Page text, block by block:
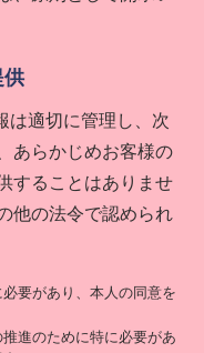
供
は適切に管理し、次
あらかじめお客様の
することはありませ
他の法令で認められ
要があり、本人の同意を
進のために特に必要があ